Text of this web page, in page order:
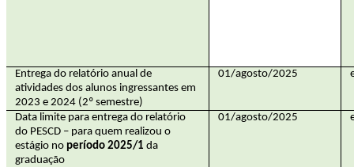
Entrega do relatório anual de
atividades dos alunos ingressantes em
2023 e 2024 (2º semestre)
01/agosto/2025
Data limite para entrega do relatório
do PESCD – para quem realizou o
estágio no período 2025/1 da
graduação
01/agosto/2025